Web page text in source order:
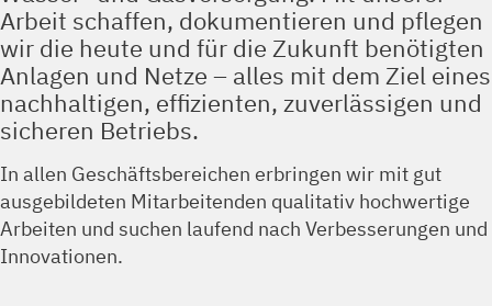
Arbeit schaffen, dokumentieren und pflegen
wir die heute und für die Zukunft benötigten
Anlagen und Netze – alles mit dem Ziel eines
nachhaltigen, effizienten, zuverlässigen und
sicheren Betriebs.
In allen Geschäftsbereichen erbringen wir mit gut
ausgebildeten Mitarbeitenden qualitativ hochwertige
Arbeiten und suchen laufend nach Verbesserungen und
Innovationen.